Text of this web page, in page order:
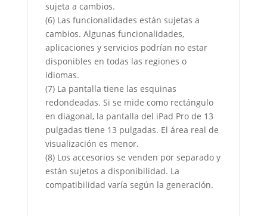
sujeta a cambios.
(6) Las funcionalidades están sujetas a
cambios. Algunas funcionalidades,
aplicaciones y servicios podrían no estar
disponibles en todas las regiones o
idiomas.
(7) La pantalla tiene las esquinas
redondeadas. Si se mide como rectángulo
en diagonal, la pantalla del iPad Pro de 13
pulgadas tiene 13 pulgadas. El área real de
visualización es menor.
(8) Los accesorios se venden por separado y
están sujetos a disponibilidad. La
compatibilidad varía según la generación.